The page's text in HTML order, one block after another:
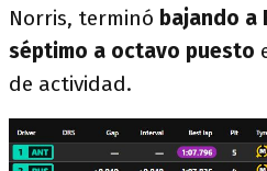
Norris, terminó bajando a
séptimo a octavo puesto
de actividad.